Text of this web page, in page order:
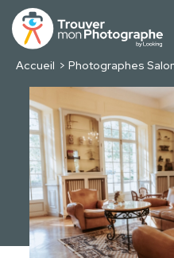
Accueil Photographes